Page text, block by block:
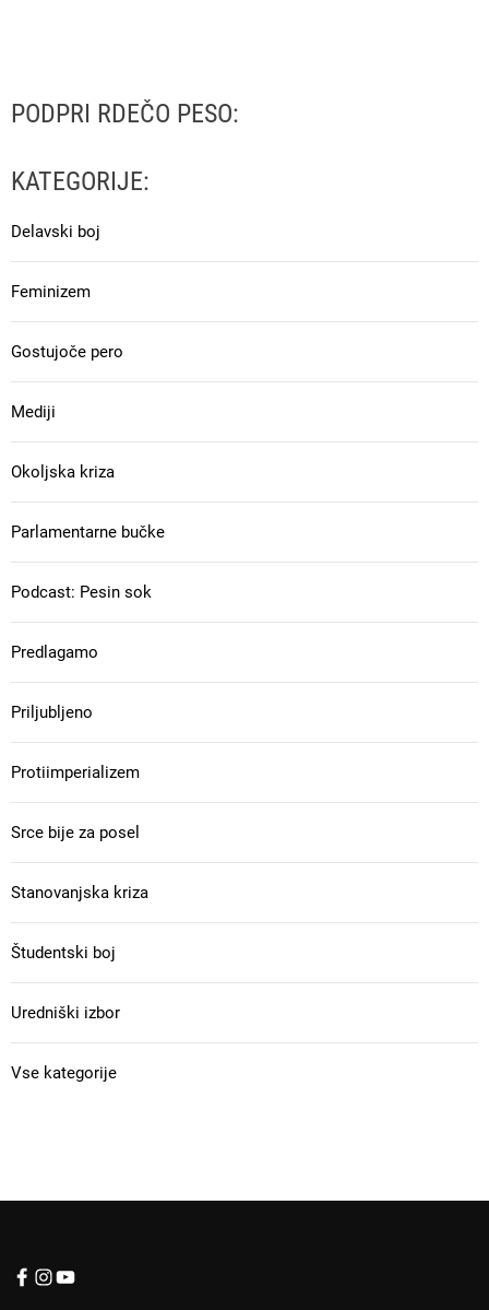
PODPRI RDEČO PESO:
KATEGORIJE:
Delavski boj
Feminizem
Gostujoče pero
Mediji
Okoljska kriza
Parlamentarne bučke
Podcast: Pesin sok
Predlagamo
Priljubljeno
Protiimperializem
Srce bije za posel
Stanovanjska kriza
Študentski boj
Uredniški izbor
Vse kategorije
I
Y